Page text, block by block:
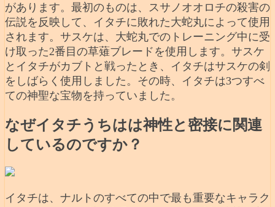
があります。最初のものは、スサノオオロチの殺害の
伝説を反映して、イタチに敗れた大蛇丸によって使用
されます。サスケは、大蛇丸でのトレーニング中に受
け取った2番目の草薙ブレードを使用します。サスケ
とイタチがカブトと戦ったとき、イタチはサスケの剣
をしばらく使用しました。その時、イタチは3つすべ
ての神聖な宝物を持っていました。
なぜイタチうちはは神性と密接に関連
しているのですか？
イタチは、ナルトのすべての中で最も重要なキャラク